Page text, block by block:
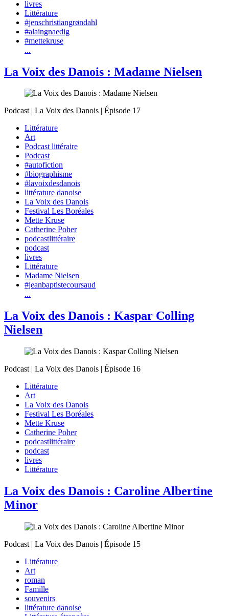
livres
Littérature
#jenschristiangrøndahl
#alaingnaedig
#mettekruse
...
La Voix des Danois : Madame Nielsen
Podcast | La Voix des Danois | Épisode 17
Littérature
Art
Podcast littéraire
Podcast
#autofiction
#biographisme
#lavoixdesdanois
littérature danoise
La Voix des Danois
Festival Les Boréales
Mette Kruse
Catherine Poher
podcastlittéraire
podcast
livres
Littérature
Madame Nielsen
#jeanbaptistecoursaud
...
La Voix des Danois : Kaspar Colling
Nielsen
Podcast | La Voix des Danois | Épisode 16
Littérature
Art
La Voix des Danois
Festival Les Boréales
Mette Kruse
Catherine Poher
podcastlittéraire
podcast
livres
Littérature
La Voix des Danois : Caroline Albertine
Minor
Podcast | La Voix des Danois | Épisode 15
Littérature
Art
roman
Famille
souvenirs
littérature danoise